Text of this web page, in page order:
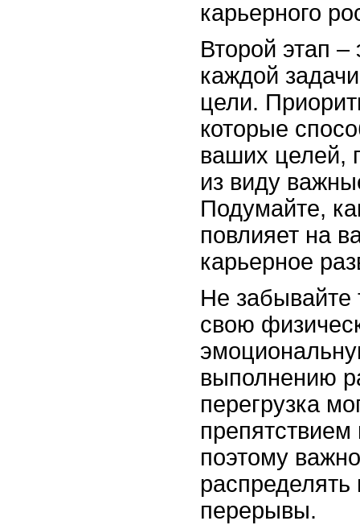
карьерного
Второй этап –
каждой
цели.
которые
ваших целей,
из виду
Подумайте,
повлияет на
карьерное
Не забывайте
свою
выполнению
перегрузка
препятствием
поэтому
распределять
перерывы.